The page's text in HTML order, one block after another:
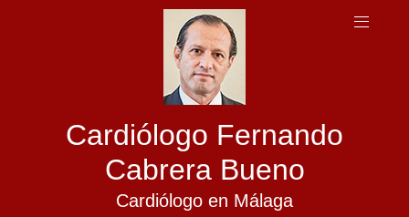
Cardiólogo Fernando
Cabrera Bueno
Cardiólogo en Málaga